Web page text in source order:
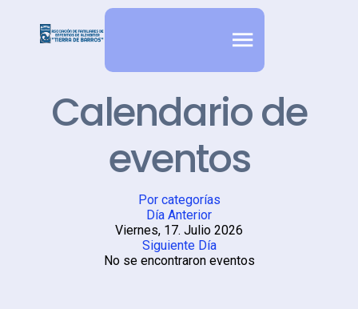
Calendario de
eventos
Por categorías
Día Anterior
Viernes, 17. Julio 2026
Siguiente Día
No se encontraron eventos